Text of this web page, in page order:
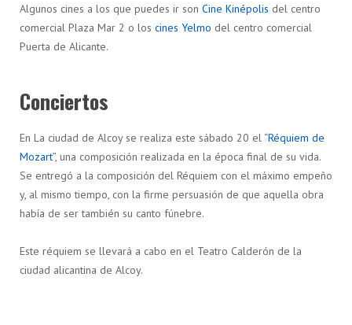
Algunos cines a los que puedes ir son Cine Kinépolis del centro
comercial Plaza Mar 2 o los cines Yelmo del centro comercial
Puerta de Alicante.
Conciertos
En La ciudad de Alcoy se realiza este sábado 20 el “Réquiem de
Mozart”, una composición realizada en la época final de su vida.
Se entregó a la composición del Réquiem con el máximo empeño
y, al mismo tiempo, con la firme persuasión de que aquella obra
había de ser también su canto fúnebre.
Este réquiem se llevará a cabo en el Teatro Calderón de la
ciudad alicantina de Alcoy.